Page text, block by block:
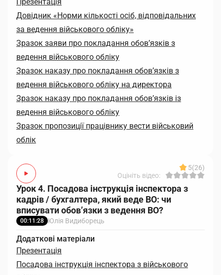
Довідник «Норми кількості осіб, відповідальних
за ведення військового обліку»
Зразок заяви про покладання обовʼязків з
ведення військового обліку
Зразок наказу про покладання обовʼязків з
ведення військового обліку на директора
Зразок наказу про покладання обов’язків із
ведення військового обліку
Зразок пропозиції працівнику вести військовий
облік
5(26)
Оцініть відео:
Урок 4. Посадова інструкція інспектора з
кадрів / бухгалтера, який веде ВО: чи
вписувати обов’язки з ведення ВО?
00:11:28 Юлія Видиборець
Додаткові матеріали
Презентація
Посадова інструкція інспектора з військового